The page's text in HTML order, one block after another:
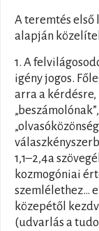
A teremtés első
alapján
1. A
igény jogos.
arra a kérdésre,
1,1–2,4a
kozmogóniai
szemlélethez…
közepétől
(udvarlás a